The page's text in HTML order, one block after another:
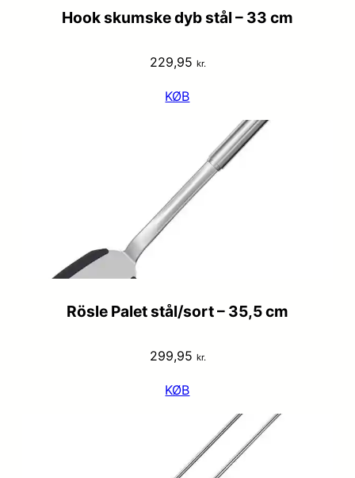
Hook skumske dyb stål – 33 cm
229,95 kr.
KØB
Rösle Palet stål/sort – 35,5 cm
299,95 kr.
KØB